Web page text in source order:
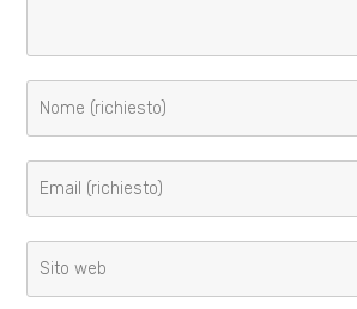
tuo
nome
nome
utente
tuo
indirizzo